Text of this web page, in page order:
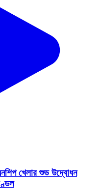
খেলার শুভ উদ্বোধন